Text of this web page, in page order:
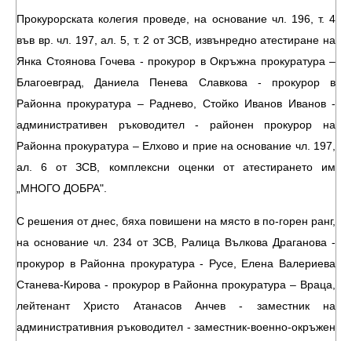
Прокурорската колегия проведе, на основание чл. 196, т. 4
във вр. чл. 197, ал. 5, т. 2 от ЗСВ, извънредно атестиране на
Янка Стоянова Гочева - прокурор в Окръжна прокуратура –
Благоевград, Даниела Пенева Славкова - прокурор в
Районна прокуратура – Раднево, Стойко Иванов Иванов -
административен ръководител - районен прокурор на
Районна прокуратура – Елхово и прие на основание чл. 197,
ал. 6 от ЗСВ, комплексни оценки от атестирането им
„МНОГО ДОБРА".
С решения от днес, бяха повишени на място в по-горен ранг,
на основание чл. 234 от ЗСВ, Ралица Вълкова Драганова -
прокурор в Районна прокуратура - Русе, Елена Валериева
Станева-Кирова - прокурор в Районна прокуратура – Враца,
лейтенант Христо Атанасов Анчев - заместник на
административния ръководител - заместник-военно-окръжен